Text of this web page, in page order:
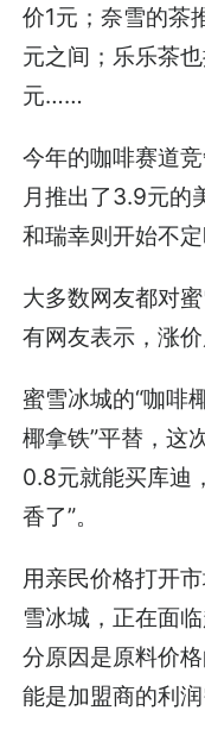
价1元；奈雪的茶
元之间；乐乐茶
元……
今年的咖啡赛道
月推出了3.9元的
和瑞幸则开始不
大多数网友都对
有网友表示，涨
蜜雪冰城的“咖啡
椰拿铁”平替，这
0.8元就能买库迪
香了”。
用亲民价格打开
雪冰城，正在面
分原因是原料价
能是加盟商的利